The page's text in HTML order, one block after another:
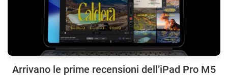
Arrivano le prime recensioni dell’iPad Pro M5